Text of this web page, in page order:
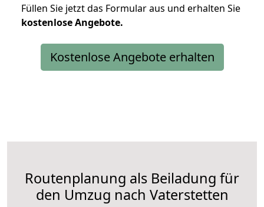
Füllen Sie jetzt das Formular aus und erhalten Sie
kostenloseAngebote.
Kostenlose Angebote erhalten
Routenplanung als Beiladung für
den Umzug nach Vaterstetten